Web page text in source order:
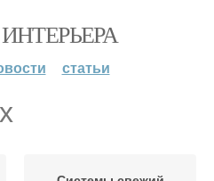
статьи